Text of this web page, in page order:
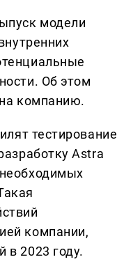
модели
Об этом
компанию.
тестирование
Astra
компании,
в 2023 году.